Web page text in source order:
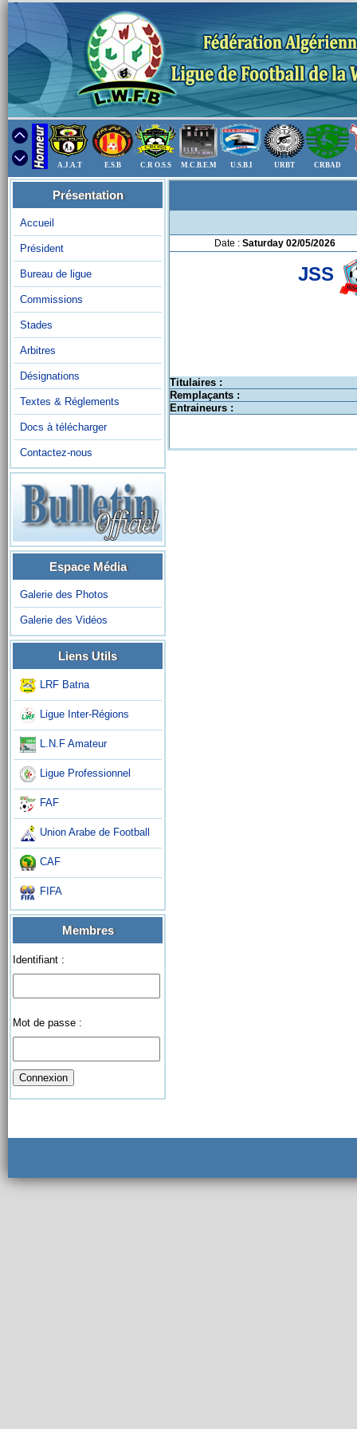
A.J.A.T E.S.B C.R O.S.S M.C.B.E.M U.S.B.I URBT CRBAD
Présentation
Accueil
Président
Bureau de ligue
Commissions
Stades
Arbitres
Désignations
Textes & Réglements
Docs à télécharger
Contactez-nous
Espace Média
Galerie des Photos
Galerie des Vidéos
Liens Utils
LRF Batna
Ligue Inter-Régions
L.N.F Amateur
Ligue Professionnel
FAF
Union Arabe de Football
CAF
FIFA
Membres
Identifiant :
Mot de passe :
Date : Saturday 02/05/2026
JSS
Titulaires :
Remplaçants :
Entraineurs :